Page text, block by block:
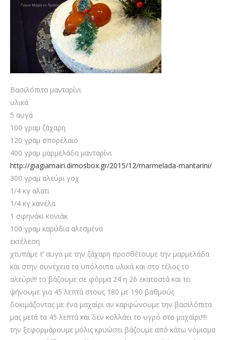
Βασιλόπιτα μανταρίνι
υλικά
5 αυγά
100 γραμ ζάχαρη
120 γραμ σπορέλαιο
400 γραμ μαρμελάδα μανταρίνι
http://giagiamairi.dimosbox.gr/2015/12/marmelada-mantarini/
300 γραμ αλεύρι γοχ
1/4 κγ αλατι
1/4 κγ κανέλα
1 σφηνάκι κονιάκ
100 γραμ καρύδια αλεσμένα
εκτέλεση
χτυπάμε τ’ αυγα με την ζάχαρη προσθέτουμε την μαρμελάδα
και στην συνέχεια τα υπόλοιπα υλικά και στο τέλος το
αλεύρι!!! το βάζουμε σε φόρμα 24 η 26 εκατοστά και το
ψήνουμε για 45 λεπτά στους 180 με 190 βαθμούς
δοκιμάζοντας με ένα μαχαίρι αν καρφώνουμε την βασιλόπιτα
μας μετά τα 45 λεπτά και δεν κολλάει το υγρό στο μαχαίρι!!!!
την ξεφορμάρουμε μόλις κρυώσει βάζουμε από κάτω νόμισμα